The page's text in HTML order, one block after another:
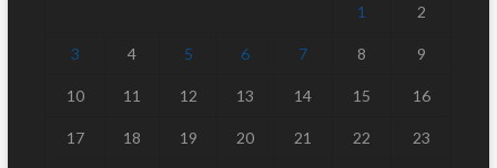
1 2
3 4 5 6 7 8 9
10 11 12 13 14 15 16
17 18 19 20 21 22 23